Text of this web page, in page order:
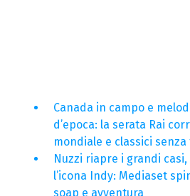
Canada in campo e
d’epoca: la serata Rai
mondiale e classici
Nuzzi riapre i grandi casi,
l’icona Indy: Mediaset
soap e avventura